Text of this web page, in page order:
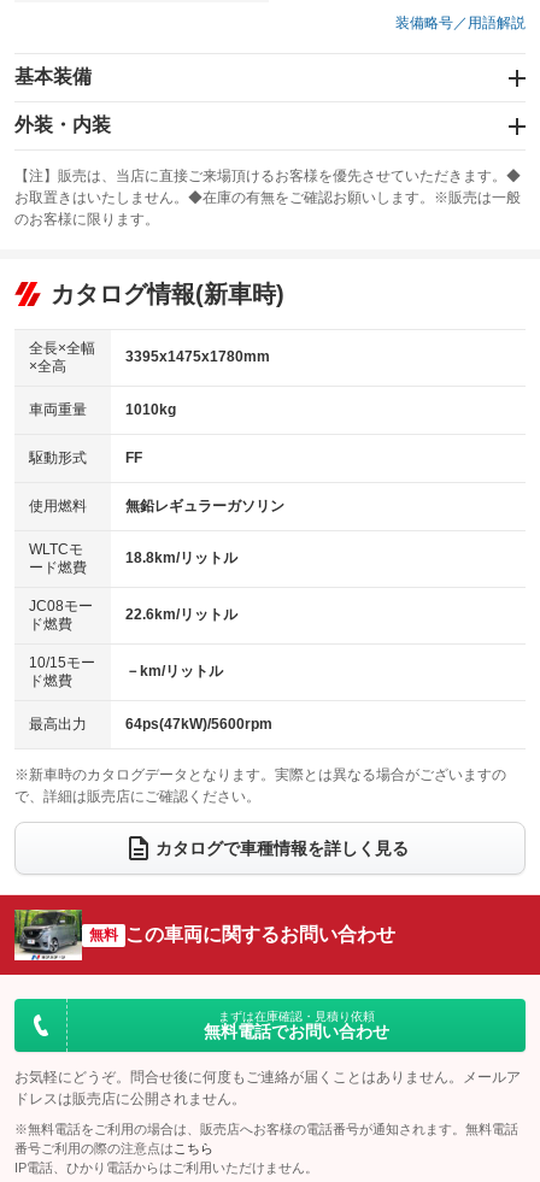
装備略号／用語解説
基本装備
エアバッグ：運転席/助手席/サイド
：装備あり
：装備あり
サンルーフ
：装備なし ABS
リフトアップ
：装備なし
：装備なし
パワーウィンドウ
アイドリングストップ
：装備あり
USB入力端子
：装備なし
100V電源
：装備なし
センターデフロック
：装備なし
電動格納ミラー
：装備あり
外装・内装
カーナビ：SDナビ
：装備あり
TV：フルセグ
：装備あり
ビジュアル：ブルーレイ再生／DVD再生
：装備あり
アルミホイール：15インチ
：装備あり
HID(キセノンライト)
バックカメラ
エアロ
：装備なし
ローダウン
：装備なし
ベンチシート
：装備あり
チップアップシート
：装備なし
電動格納サードシート
：装備なし シートヒーター
：装備なし
ウォークスルー
電動リアゲート フロントカメラ
：装備あり
シートエアコン
：装備なし 全周囲カメラ
：装備あり
サイドカメラ
：装備あり ルーフレール
：装備なし
エアサスペンション ヘッドライトウォッシャー
【注】販売は、当店に直接ご来場頂けるお客様を優先させていただきます。◆
お取置きはいたしません。◆在庫の有無をご確認お願いします。※販売は一般
のお客様に限ります。
カタログ情報(新車時)
全長×全幅
×全高
3395x1475x1780mm
車両重量 1010kg
駆動形式 FF
使用燃料 無鉛レギュラーガソリン
WLTCモ
ード燃費
18.8km/リットル
JC08モー
ド燃費
22.6km/リットル
10/15モー
ド燃費
－km/リットル
最高出力 64ps(47kW)/5600rpm
※新車時のカタログデータとなります。実際とは異なる場合がございますの
で、詳細は販売店にご確認ください。
カタログで車種情報を詳しく見る
無料 この車両に関するお問い合わせ
まずは在庫確認・見積り依頼
無料電話でお問い合わせ
お気軽にどうぞ。問合せ後に何度もご連絡が届くことはありません。メールア
ドレスは販売店に公開されません。
※無料電話をご利用の場合は、販売店へお客様の電話番号が通知されます。無料電話
番号ご利用の際の注意点は こちら
IP電話、ひかり電話からはご利用いただけません。